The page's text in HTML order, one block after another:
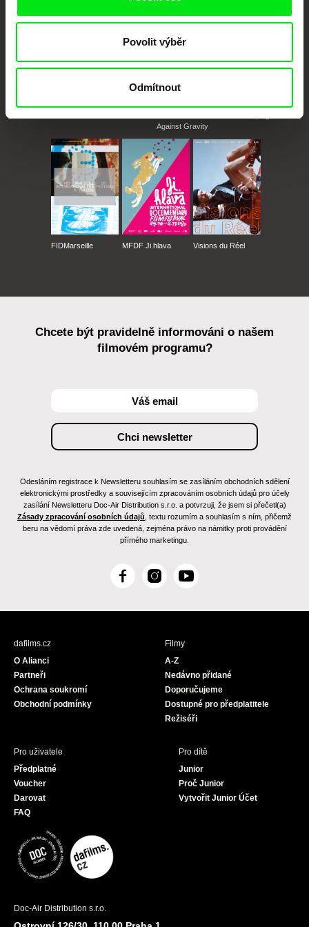
Povolit výběr
Odmítnout
Against Gravity
FIDMarseille MFDF Ji.hlava Visions du Réel
Chcete být pravidelně informováni o našem
filmovém programu?
Odesláním registrace k Newsletteru souhlasím se zasíláním obchodních sdělení
elektronickými prostředky a souvisejícím zpracováním osobních údajů pro účely
zasílání Newsletteru Doc-Air Distribution s.r.o. a potvrzuji, že jsem si přečetl(a)
Zásady zpracování osobních údajů , textu rozumím a souhlasím s ním, přičemž
beru na vědomí práva zde uvedená, zejména právo na námitky proti provádění
přímého marketingu.
F
c
I
s
Y
u
dafilms.cz
O Alianci
Partneři
Ochrana soukromí
Obchodní podmínky
Filmy
A-Z
Nedávno přidané
Doporučujeme
Dostupné pro předplatitele
Režiséři
Pro uživatele
Předplatné
Voucher
Darovat
FAQ
Pro dítě
Junior
Proč Junior
Vytvořit Junior Účet
Doc-Air Distribution s.r.o.